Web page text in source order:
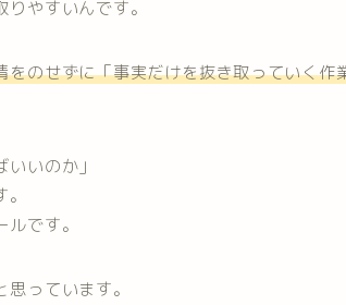
やすいんです。
をのせずに「事実だけを抜き取っていく作
いのか」
です。
っています。